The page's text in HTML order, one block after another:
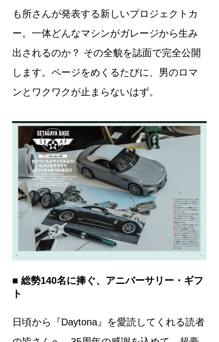
も所さんが発表する新しいプロジェクトカ
ー。一体どんなマシンがガレージから生み
出されるのか？ その全貌を誌面で完全公開
します。ページをめくるたびに、男のロマ
ンとワクワクが止まらないはず。
■ 総勢140名に捧ぐ、アニバーサリー・ギフ
ト
日頃から『Daytona』を愛読してくれる読者